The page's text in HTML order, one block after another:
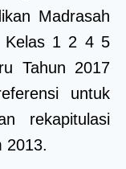
Madrasah
Kelas 1 2 4 5
Tahun 2017
untuk
rekapitulasi
2013.